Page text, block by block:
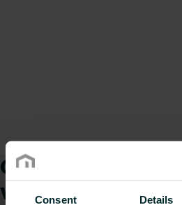
Consent Details
Comment
vous aider ?